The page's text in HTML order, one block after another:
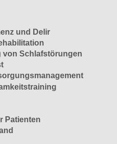
und Delir
von Schlafstörungen
Patienten